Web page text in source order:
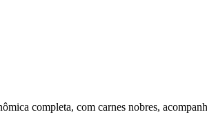
completa, com carnes nobres,